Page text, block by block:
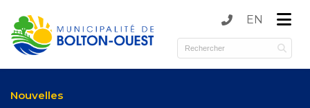
(Municipalité )
(Services )
EN
Nouvelles